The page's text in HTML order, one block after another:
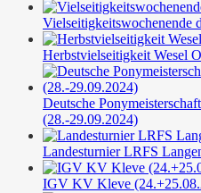
Vielseitigkeitswochenende
Herbstvielseitigkeit Wesel
Deutsche
(28.-29.09.2024)
Landesturnier LRFS
IGV KV Kleve